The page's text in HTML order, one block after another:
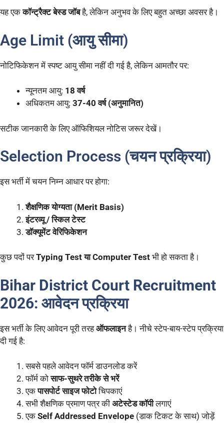
यह एककॉन्ट्रैक्ट बेस्ड जॉबहै, लेकिन अनुभव के लिए बहुत अच्छा अवसर है।
Age Limit (आयु सीमा)
नोटिफिकेशन में स्पष्ट आयु सीमा नहीं दी गई है, लेकिन आमतौर पर:
न्यूनतम आयु: 18 वर्ष
अधिकतम आयु: 37-40 वर्ष (अनुमानित)
सटीक जानकारी के लिए ऑफिशियल नोटिस जरूर देखें।
Selection Process (चयन प्रक्रिया)
इस भर्ती में चयन निम्न आधार पर होगा:
शैक्षणिक योग्यता (Merit Basis)
इंटरव्यू / स्किल टेस्ट
डॉक्यूमेंट वेरिफिकेशन
कुछ पदों परTyping Test या Computer Test भी हो सकता है।
Bihar District Court Recruitment
2026: आवेदन प्रक्रिया
इस भर्ती के लिए आवेदन पूरी तरहऑफलाइनहै। नीचे स्टेप-बाय-स्टेप प्रक्रिया
दी गई है:
सबसे पहले आवेदन फॉर्म डाउनलोड करें
फॉर्म कोसाफ-सुथरे तरीके से भरें
एकपासपोर्ट साइज फोटोचिपकाएं
सभी शैक्षणिक प्रमाण पत्र की अटेस्टेड कॉपीलगाएं
एक Self Addressed Envelope (डाक टिकट के साथ) जोड़ें